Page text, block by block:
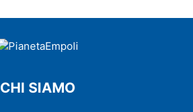
CHI SIAMO